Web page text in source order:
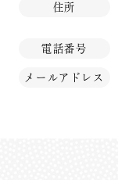
住所
電話番号
メールアドレス